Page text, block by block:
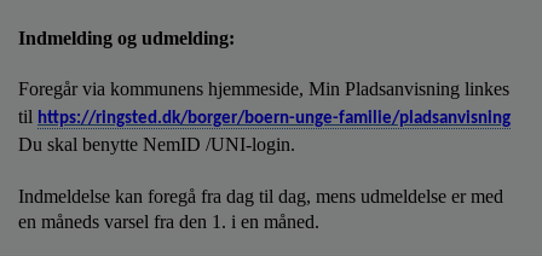
Indmelding og udmelding:
Foregår via kommunens hjemmeside, Min Pladsanvisning linkes
til https://ringsted.dk/borger/boern-unge-familie/pladsanvisning
Du skal benytte NemID /UNI-login.
Indmeldelse kan foregå fra dag til dag, mens udmeldelse er med
en måneds varsel fra den 1. i en måned.